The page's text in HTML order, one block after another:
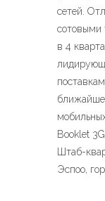
сетей.
сотовыми
в 4
Booklet
Штаб-
Эспоо,